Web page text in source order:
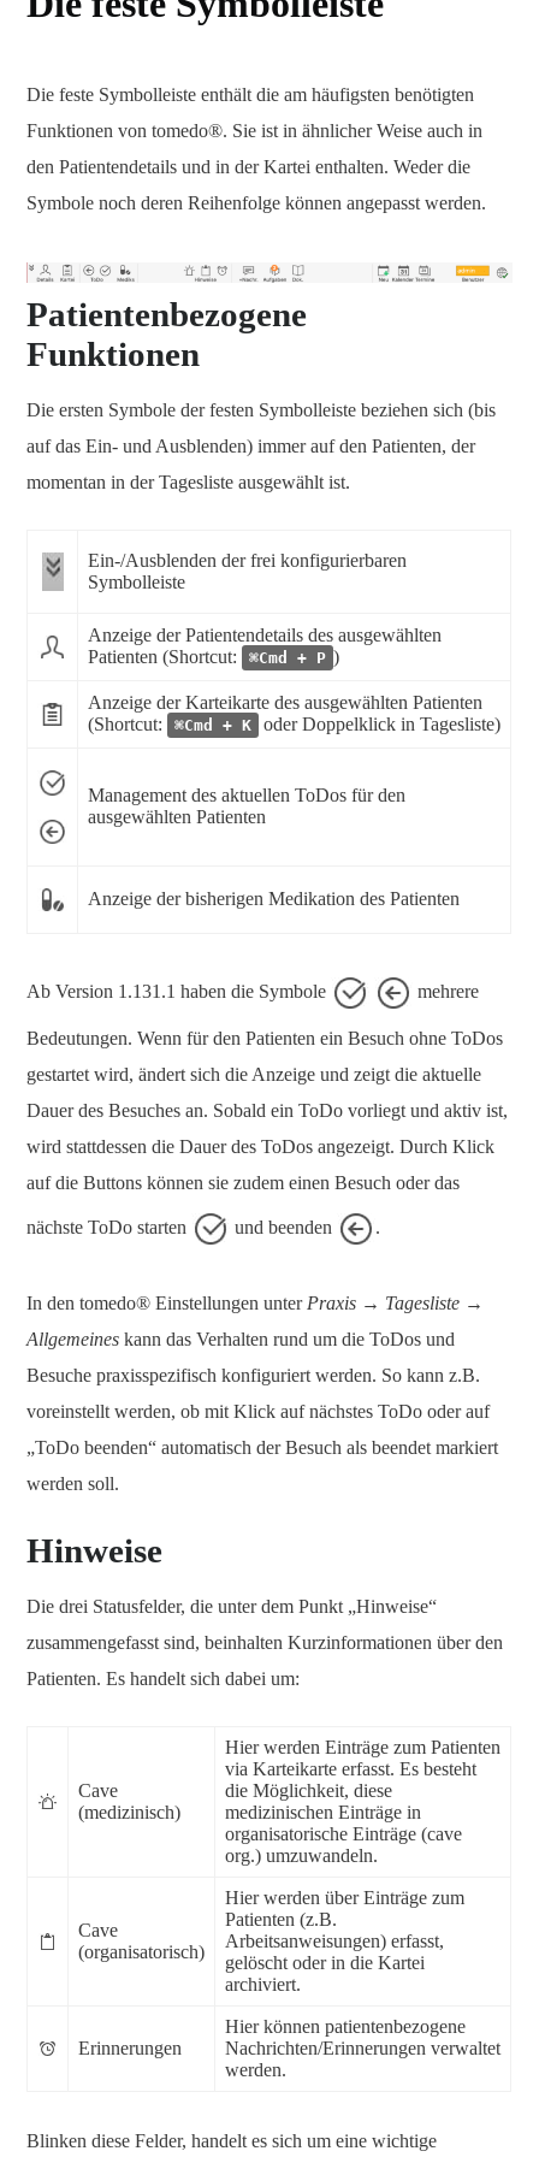
Die feste Symbolleiste enthält die am häufigsten benötigten
Funktionen von tomedo®. Sie ist in ähnlicher Weise auch in
den Patientendetails und in der Kartei enthalten. Weder die
Symbole noch deren Reihenfolge können angepasst werden.
Patientenbezogene
Funktionen
Die ersten Symbole der festen Symbolleiste beziehen sich (bis
auf das Ein- und Ausblenden) immer auf den Patienten, der
momentan in der Tagesliste ausgewählt ist.
Ein-/Ausblenden der frei konfigurierbaren
Symbolleiste
Anzeige der Patientendetails des ausgewählten
Patienten (Shortcut:
⌘Cmd + P )
Anzeige der Karteikarte des ausgewählten Patienten
(Shortcut:
⌘Cmd + K oder Doppelklick in Tagesliste)
Management des aktuellen ToDos für den
ausgewählten Patienten
Anzeige der bisherigen Medikation des Patienten
Ab Version 1.131.1 haben die Symbole mehrere
Bedeutungen. Wenn für den Patienten ein Besuch ohne ToDos
gestartet wird, ändert sich die Anzeige und zeigt die aktuelle
Dauer des Besuches an. Sobald ein ToDo vorliegt und aktiv ist,
wird stattdessen die Dauer des ToDos angezeigt. Durch Klick
auf die Buttons können sie zudem einen Besuch oder das
nächste ToDo starten und beenden .
In den tomedo® Einstellungen unter Praxis → Tagesliste →
Allgemeines kann das Verhalten rund um die ToDos und
Besuche praxisspezifisch konfiguriert werden. So kann z.B.
voreinstellt werden, ob mit Klick auf nächstes ToDo oder auf
„ToDo beenden“ automatisch der Besuch als beendet markiert
werden soll.
Hinweise
Die drei Statusfelder, die unter dem Punkt „Hinweise“
zusammengefasst sind, beinhalten Kurzinformationen über den
Patienten. Es handelt sich dabei um:
Cave
(medizinisch)
Hier werden Einträge zum Patienten
via Karteikarte erfasst. Es besteht
die Möglichkeit, diese
medizinischen Einträge in
organisatorische Einträge (cave
org.) umzuwandeln.
Cave
(organisatorisch)
Hier werden über Einträge zum
Patienten (z.B.
Arbeitsanweisungen) erfasst,
gelöscht oder in die Kartei
archiviert.
Erinnerungen
Hier können patientenbezogene
Nachrichten/Erinnerungen verwaltet
werden.
Blinken diese Felder, handelt es sich um eine wichtige